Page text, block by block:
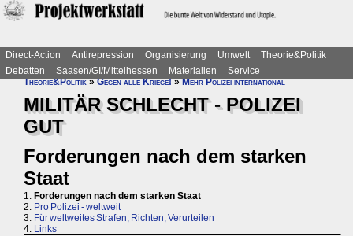
Direct-Action Antirepression Organisierung Umwelt
Theorie&Politik
Debatten
Saasen/GI/Mittelhessen Materialien
Service
Theorie&Politik»Gegen alle Kriege!»Mehr Polizei international
MILITÄR SCHLECHT - POLIZEI
GUT
Forderungen nach dem starken
Staat
1. Forderungen nach dem starken Staat
2. Pro Polizei - weltweit
3. Für weltweites Strafen, Richten, Verurteilen
4. Links